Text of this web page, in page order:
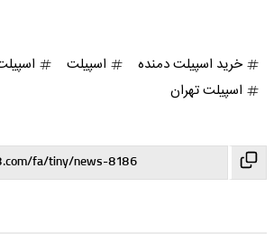
خرید اسپیلت دمنده اسپیلت
اسپیلت تهران